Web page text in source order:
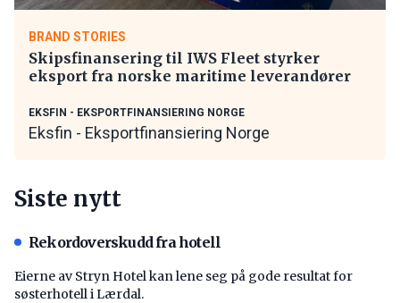
BRAND STORIES
Skipsfinansering til IWS Fleet styrker
eksport fra norske maritime leverandører
EKSFIN - EKSPORTFINANSIERING NORGE
Eksfin - Eksportfinansiering Norge
Siste nytt
Rekordoverskudd fra hotell
Eierne av Stryn Hotel kan lene seg på gode resultat for
søsterhotell i Lærdal.